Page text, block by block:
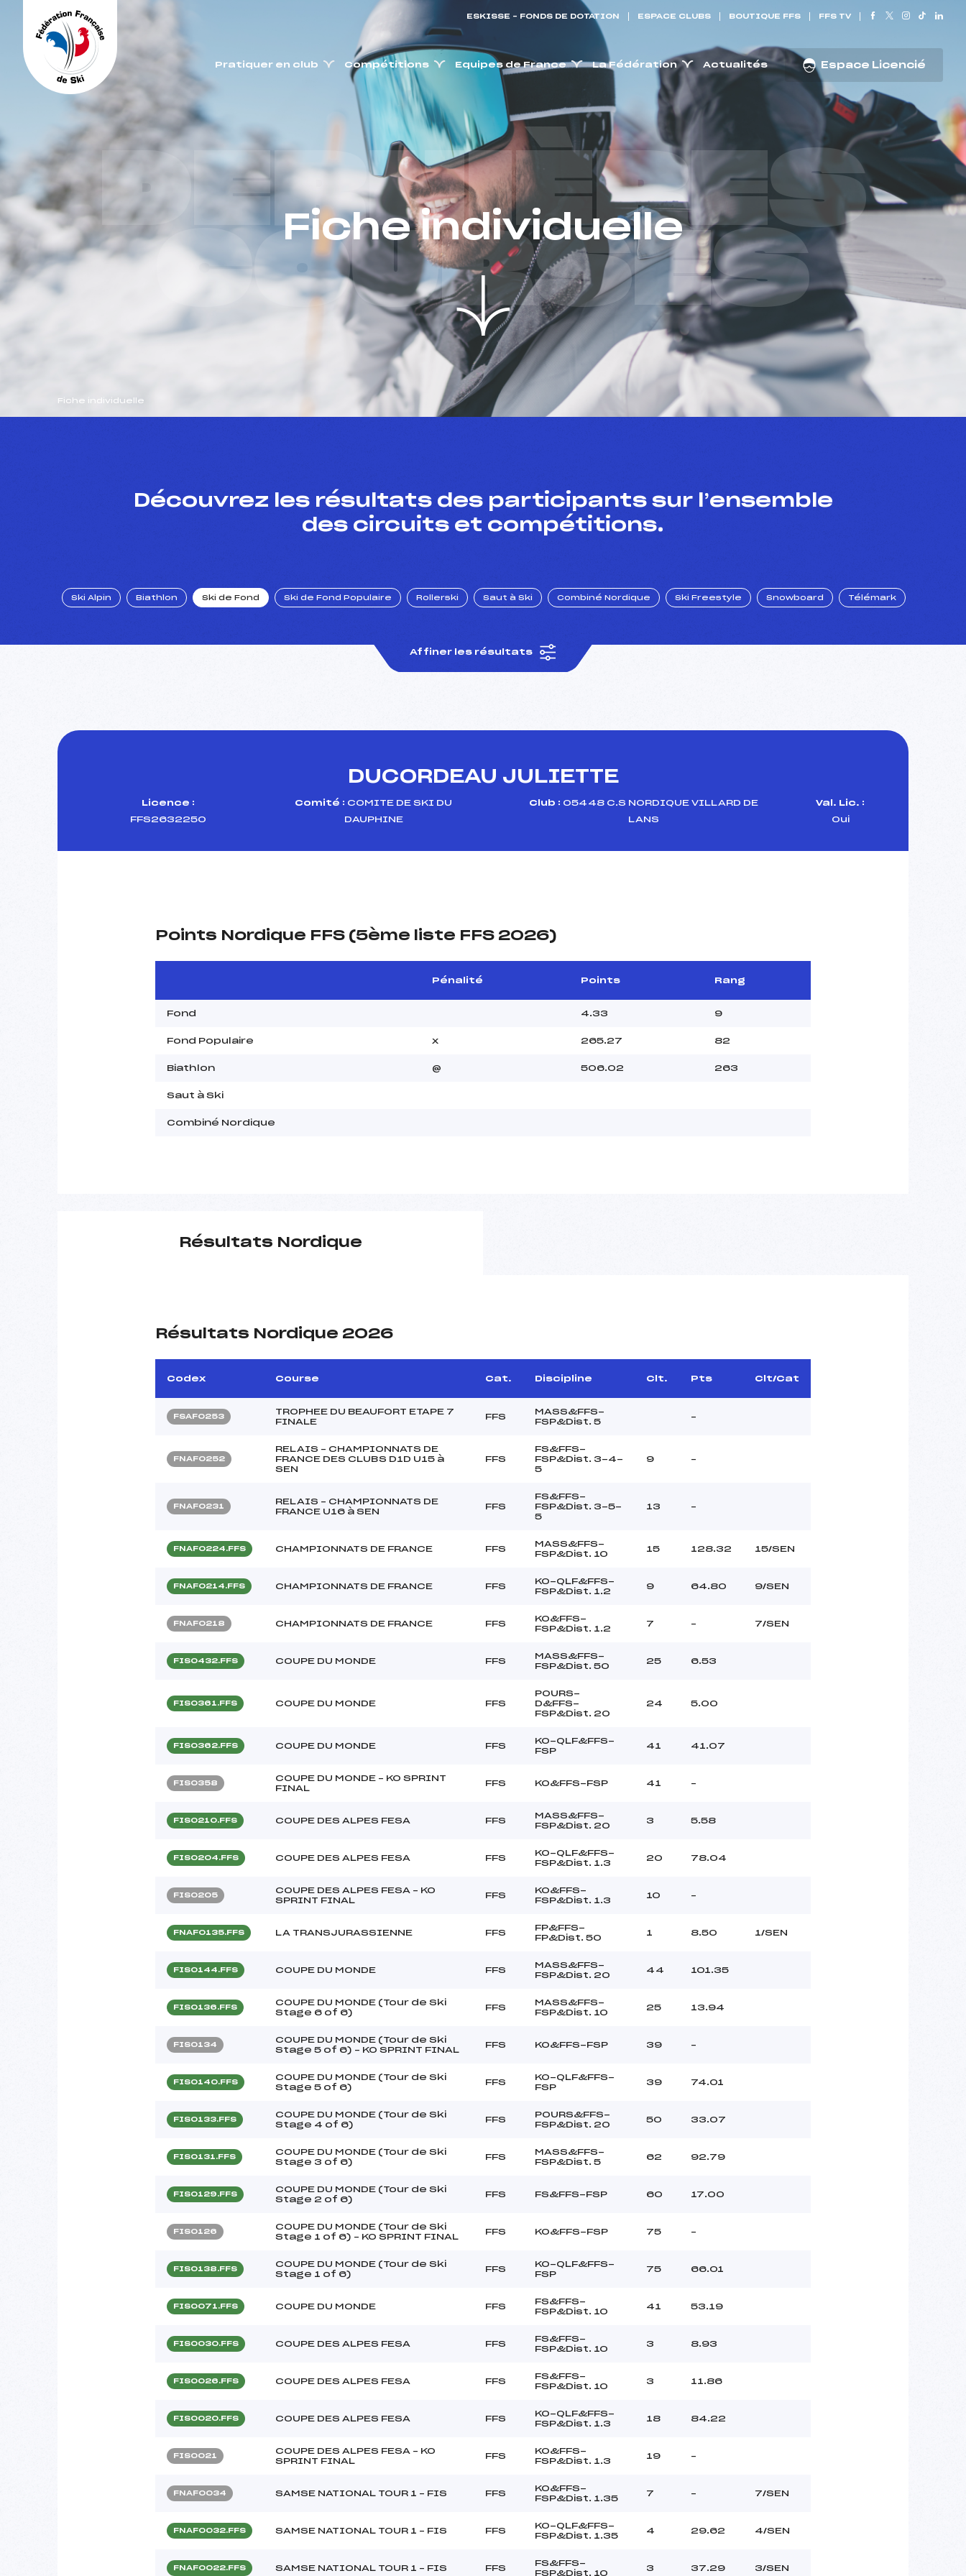
ESKISSE – FONDS DE DOTATION ESPACE CLUBS BOUTIQUE FFS FFS TV
Pratiquer en club Compétitions Equipes de France La Fédération Actualités Espace Licencié
DERNIÈRES
COURSES
Fiche individuelle
Fiche individuelle
Découvrez les résultats des participants sur l’ensemble
des circuits et compétitions.
Ski Alpin Biathlon Ski de Fond Ski de Fond Populaire Rollerski Saut à Ski Combiné Nordique Ski Freestyle Snowboard Télémark
Affiner les résultats
DUCORDEAU JULIETTE
Licence :
FFS2632250
Comité : COMITE DE SKI DU
DAUPHINE
Club : 05448 C.S NORDIQUE VILLARD DE
LANS
Val. Lic. :
Oui
Points Nordique FFS (5ème liste FFS 2026)
Pénalité Points Rang
Fond 4.33 9
Fond Populaire x 265.27 82
Biathlon @ 506.02 263
Saut à Ski
Combiné Nordique
Résultats Nordique
Résultats Nordique 2026
Codex Course Cat. Discipline Clt. Pts Clt/Cat
FSAF0253
TROPHEE DU BEAUFORT ETAPE 7
FINALE
FFS
MASS&FFS-
FSP&Dist. 5
–
FNAF0252
RELAIS – CHAMPIONNATS DE
FRANCE DES CLUBS D1D U15 à
SEN
FFS
FS&FFS-
FSP&Dist. 3-4-
5
9 –
FNAF0231
RELAIS – CHAMPIONNATS DE
FRANCE U16 à SEN
FFS
FS&FFS-
FSP&Dist. 3-5-
5
13 –
FNAF0224.FFS CHAMPIONNATS DE FRANCE FFS
MASS&FFS-
FSP&Dist. 10
15 128.32 15/SEN
FNAF0214.FFS CHAMPIONNATS DE FRANCE FFS
KO-QLF&FFS-
FSP&Dist. 1.2
9 64.80 9/SEN
FNAF0218 CHAMPIONNATS DE FRANCE FFS
KO&FFS-
FSP&Dist. 1.2
7 – 7/SEN
FIS0432.FFS COUPE DU MONDE FFS
MASS&FFS-
FSP&Dist. 50
25 6.53
FIS0361.FFS COUPE DU MONDE FFS
POURS-
D&FFS-
FSP&Dist. 20
24 5.00
FIS0362.FFS COUPE DU MONDE FFS
KO-QLF&FFS-
FSP
41 41.07
FIS0358
COUPE DU MONDE – KO SPRINT
FINAL
FFS KO&FFS-FSP 41 –
FIS0210.FFS COUPE DES ALPES FESA FFS
MASS&FFS-
FSP&Dist. 20
3 5.58
FIS0204.FFS COUPE DES ALPES FESA FFS
KO-QLF&FFS-
FSP&Dist. 1.3
20 78.04
FIS0205
COUPE DES ALPES FESA – KO
SPRINT FINAL
FFS
KO&FFS-
FSP&Dist. 1.3
10 –
FNAF0135.FFS LA TRANSJURASSIENNE FFS
FP&FFS-
FP&Dist. 50
1 8.50 1/SEN
FIS0144.FFS COUPE DU MONDE FFS
MASS&FFS-
FSP&Dist. 20
44 101.35
FIS0136.FFS
COUPE DU MONDE (Tour de Ski
Stage 6 of 6)
FFS
MASS&FFS-
FSP&Dist. 10
25 13.94
FIS0134
COUPE DU MONDE (Tour de Ski
Stage 5 of 6) – KO SPRINT FINAL
FFS KO&FFS-FSP 39 –
FIS0140.FFS
COUPE DU MONDE (Tour de Ski
Stage 5 of 6)
FFS
KO-QLF&FFS-
FSP
39 74.01
FIS0133.FFS
COUPE DU MONDE (Tour de Ski
Stage 4 of 6)
FFS
POURS&FFS-
FSP&Dist. 20
50 33.07
FIS0131.FFS
COUPE DU MONDE (Tour de Ski
Stage 3 of 6)
FFS
MASS&FFS-
FSP&Dist. 5
62 92.79
FIS0129.FFS
COUPE DU MONDE (Tour de Ski
Stage 2 of 6)
FFS FS&FFS-FSP 60 17.00
FIS0126
COUPE DU MONDE (Tour de Ski
Stage 1 of 6) – KO SPRINT FINAL
FFS KO&FFS-FSP 75 –
FIS0138.FFS
COUPE DU MONDE (Tour de Ski
Stage 1 of 6)
FFS
KO-QLF&FFS-
FSP
75 66.01
FIS0071.FFS COUPE DU MONDE FFS
FS&FFS-
FSP&Dist. 10
41 53.19
FIS0030.FFS COUPE DES ALPES FESA FFS
FS&FFS-
FSP&Dist. 10
3 8.93
FIS0026.FFS COUPE DES ALPES FESA FFS
FS&FFS-
FSP&Dist. 10
3 11.86
FIS0020.FFS COUPE DES ALPES FESA FFS
KO-QLF&FFS-
FSP&Dist. 1.3
18 84.22
FIS0021
COUPE DES ALPES FESA – KO
SPRINT FINAL
FFS
KO&FFS-
FSP&Dist. 1.3
19 –
FNAF0034 SAMSE NATIONAL TOUR 1 – FIS FFS
KO&FFS-
FSP&Dist. 1.35
7 – 7/SEN
FNAF0032.FFS SAMSE NATIONAL TOUR 1 – FIS FFS
KO-QLF&FFS-
FSP&Dist. 1.35
4 29.62 4/SEN
FNAF0022.FFS SAMSE NATIONAL TOUR 1 – FIS FFS
FS&FFS-
FSP&Dist. 10
3 37.29 3/SEN